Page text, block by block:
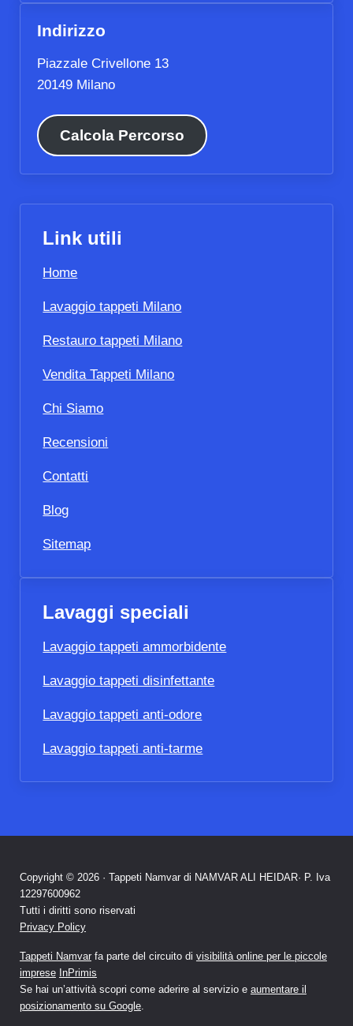
Indirizzo
Piazzale Crivellone 13
20149 Milano
Calcola Percorso
Link utili
Home
Lavaggio tappeti Milano
Restauro tappeti Milano
Vendita Tappeti Milano
Chi Siamo
Recensioni
Contatti
Blog
Sitemap
Lavaggi speciali
Lavaggio tappeti ammorbidente
Lavaggio tappeti disinfettante
Lavaggio tappeti anti-odore
Lavaggio tappeti anti-tarme
Copyright © 2026 · Tappeti Namvar di NAMVAR ALI HEIDAR· P. Iva
12297600962
Tutti i diritti sono riservati
Privacy Policy
Tappeti Namvarfa parte del circuito di visibilità online per le piccole
imprese InPrimis
Se hai un’attività scopri come aderire al servizio e aumentare il
posizionamento su Google.